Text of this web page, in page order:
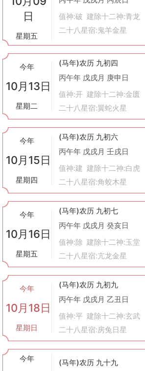
日
星期五
值神:破 建除十二神:青龙
二十八星宿:鬼羊金星
今年
10月13日
星期二
(马年)农历 九初四
丙午年 戊戌月 庚申日
值神:开 建除十二神:金匮
二十八星宿:翼蛇火星
今年
10月15日
星期四
(马年)农历 九初六
丙午年 戊戌月 壬戌日
值神:建 建除十二神:白虎
二十八星宿:角蛟木星
今年
10月16日
星期五
(马年)农历 九初七
丙午年 戊戌月 癸亥日
值神:除 建除十二神:玉堂
二十八星宿:亢龙金星
今年
10月18日
星期日
(马年)农历 九初九
丙午年 戊戌月 乙丑日
值神:平 建除十二神:玄武
二十八星宿:房兔日星
今年 (马年)农历 九十九